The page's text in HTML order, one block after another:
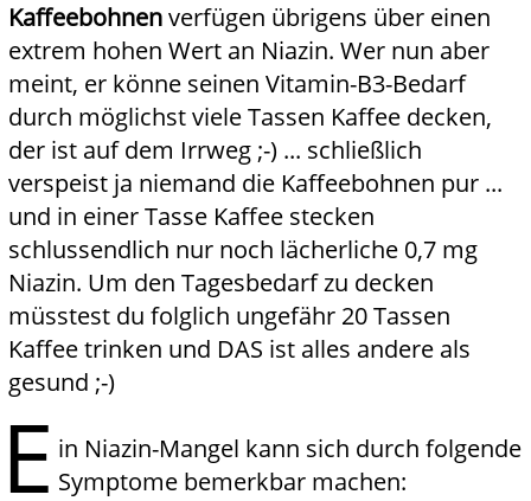
Kaffeebohnenverfügen übrigens über einen
extrem hohen Wert an Niazin. Wer nun aber
meint, er könne seinen Vitamin-B3-Bedarf
durch möglichst viele Tassen Kaffee decken,
der ist auf dem Irrweg ;-) ... schließlich
verspeist ja niemand die Kaffeebohnen pur ...
und in einer Tasse Kaffee stecken
schlussendlich nur noch lächerliche 0,7 mg
Niazin. Um den Tagesbedarf zu decken
müsstest du folglich ungefähr 20 Tassen
Kaffee trinken und DAS ist alles andere als
gesund ;-)
E in Niazin-Mangel kann sich durch folgende
Symptome bemerkbar machen: